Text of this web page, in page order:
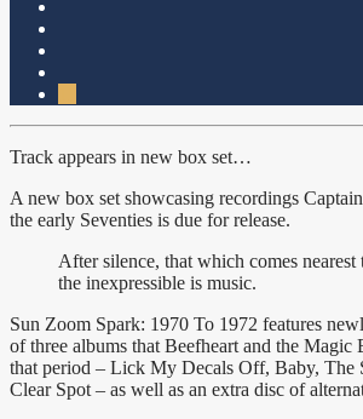
Track appears in new box set…
A new box set showcasing recordings
the early Seventies is due for release.
After silence, that which comes nearest
the inexpressible is music.
Sun Zoom Spark: 1970 To 1972 features
of three albums that Beefheart and the Magic
that period – Lick My Decals Off, Baby, The
Clear Spot – as well as an extra disc of